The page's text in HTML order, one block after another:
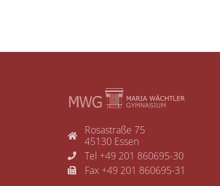
Rosastraße 75
45130 Essen
Tel +49 201 860695-30
Fax +49 201 860695-31